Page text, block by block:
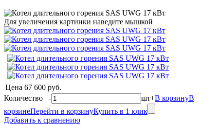
Для увеличения картинки наведите мышкой
Цена 67 600 руб.
Количество - шт+В корзинуВ
корзинеПерейти в корзинуКупить в 1 клик
Добавить к сравнению